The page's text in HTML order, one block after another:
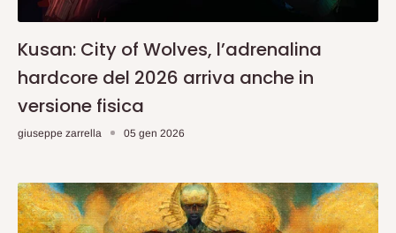
Kusan: City of Wolves, l’adrenalina
hardcore del 2026 arriva anche in
versione fisica
giuseppe zarrella 05 gen 2026